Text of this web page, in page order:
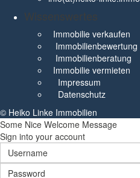
Wissenswertes
Immobilie verkaufen
Immobilienbewertung
Immobilienberatung
Immobilie vermieten
Impressum
Datenschutz
© Heiko Linke Immobilien
Some Nice Welcome Message
Sign into your account